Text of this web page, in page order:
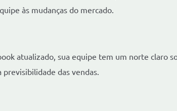
às mudanças do mercado.
atualizado, sua equipe tem um norte claro
das vendas.